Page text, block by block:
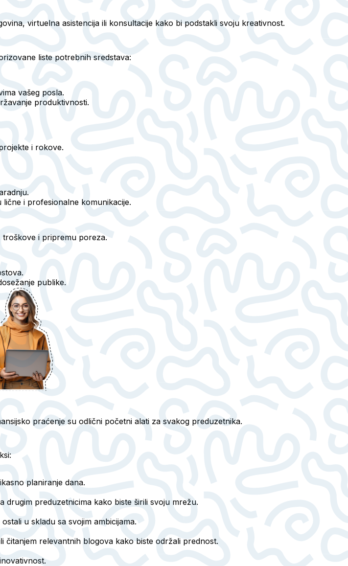
virtuelna asistencija ili konsultacije kako bi podstakli svoju kreativnost.
liste potrebnih sredstava:
vašeg posla.
produktivnosti.
i rokove.
i profesionalne komunikacije.
troškove i pripremu poreza.
publike.
praćenje su odlični početni alati za svakog preduzetnika.
planiranje dana.
drugim preduzetnicima kako biste širili svoju mrežu.
u skladu sa svojim ambicijama.
čitanjem relevantnih blogova kako biste održali prednost.